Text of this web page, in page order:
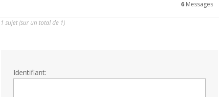
6 Messages
1 sujet (sur un total de 1)
Identifiant: